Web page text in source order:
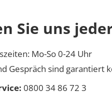
Sie uns
Mo-So 0-24 Uhr
Gespräch sind garantiert
0800 34 86 72 3